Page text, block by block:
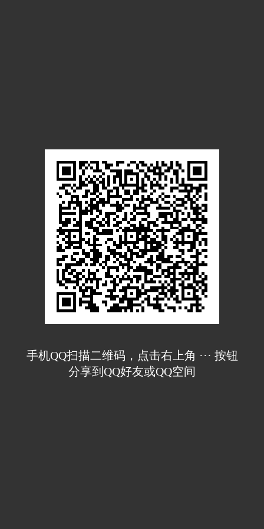
手机QQ扫描二维码，点击右上角 ··· 按钮
分享到QQ好友或QQ空间